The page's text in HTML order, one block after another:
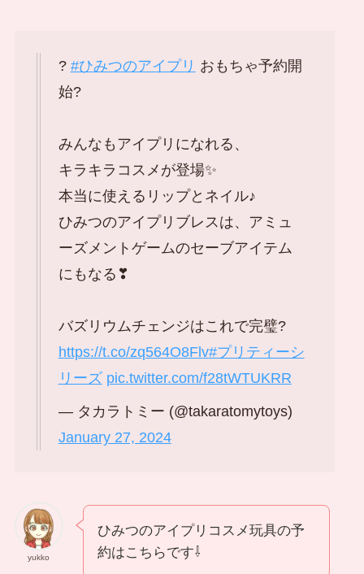
? #ひみつのアイプリ おもちゃ予約開
始?
みんなもアイプリになれる、
キラキラコスメが登場✨
本当に使えるリップとネイル♪
ひみつのアイプリブレスは、アミュ
ーズメントゲームのセーブアイテム
にもなる❣
バズリウムチェンジはこれで完璧?
https://t.co/zq564O8Flv#プリティーシ
リーズ pic.twitter.com/f28tWTUKRR
— タカラトミー (@takaratomytoys)
January 27, 2024
yukko
ひみつのアイプリコスメ玩具の予
約はこちらです⇩